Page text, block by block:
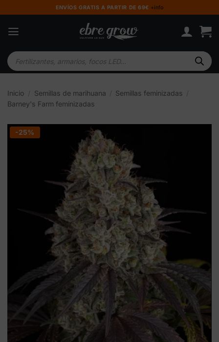
al
contenido
ENVÍOS GRATIS A PARTIR DE 69€ +info
Búsqueda
de
productos
Inicio Semillas de marihuana Semillas feminizadas
Barney's Farm feminizadas
-25%